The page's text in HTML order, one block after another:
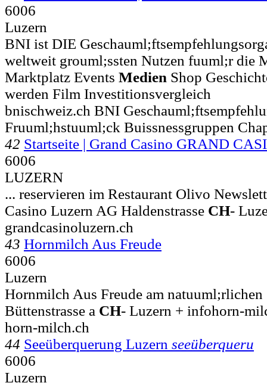
6006
Luzern
BNI ist DIE
weltweit grouml;ssten Nutzen fuuml;r die
Marktplatz Events Medien Shop
werden Film Investitionsvergleich
bnischweiz.ch BNI
Fruuml;hstuuml;ck Buissnessgruppen
42 Startseite | Grand Casino GRAND
6006
LUZERN
... reservieren im Restaurant Olivo
Casino Luzern AG Haldenstrasse CH-
grandcasinoluzern.ch
43 Hornmilch Aus Freude
6006
Luzern
Hornmilch Aus Freude am natuuml;rlichen
Büttenstrasse a CH- Luzern + infohorn-
horn-milch.ch
44 Seeüberquerung Luzern seeüberqueru
6006
Luzern